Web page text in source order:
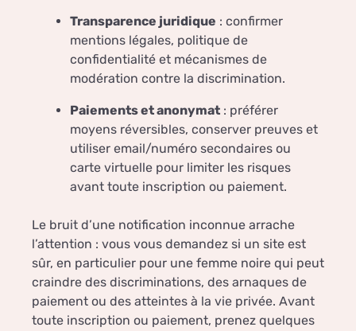
Transparence juridique : confirmer
mentions légales, politique de
confidentialité et mécanismes de
modération contre la discrimination.
Paiements et anonymat : préférer
moyens réversibles, conserver preuves et
utiliser email/numéro secondaires ou
carte virtuelle pour limiter les risques
avant toute inscription ou paiement.
Le bruit d’une notification inconnue arrache
l’attention : vous vous demandez si un site est
sûr, en particulier pour une femme noire qui peut
craindre des discriminations, des arnaques de
paiement ou des atteintes à la vie privée. Avant
toute inscription ou paiement, prenez quelques